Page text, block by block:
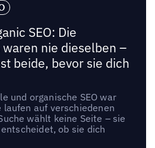
SEO: Die
nie dieselben –
beide, bevor sie dich
und organische SEO war
auf verschiedenen
wählt keine Seite – sie
ob sie dich